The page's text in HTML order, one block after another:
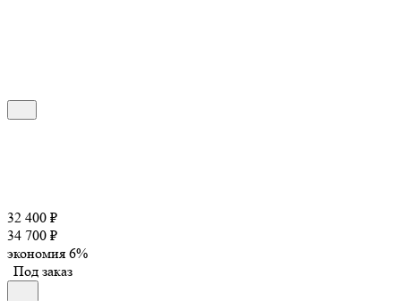
32 400 ₽
34 700 ₽
экономия 6%
Под заказ